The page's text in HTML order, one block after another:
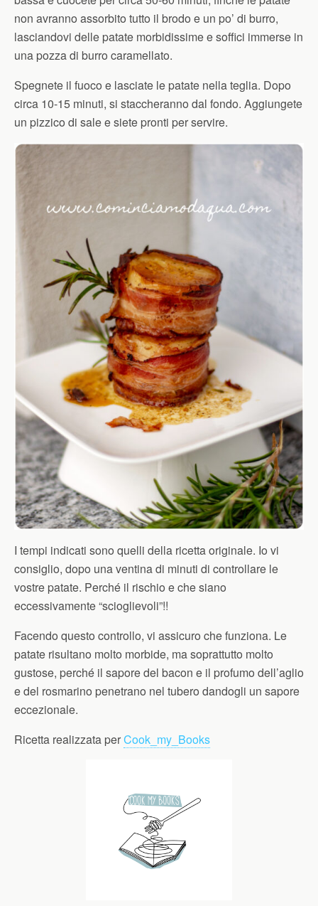
non avranno assorbito tutto il brodo e un po’ di burro,
lasciandovi delle patate morbidissime e soffici immerse in
una pozza di burro caramellato.
Spegnete il fuoco e lasciate le patate nella teglia. Dopo
circa 10-15 minuti, si staccheranno dal fondo. Aggiungete
un pizzico di sale e siete pronti per servire.
I tempi indicati sono quelli della ricetta originale. Io vi
consiglio, dopo una ventina di minuti di controllare le
vostre patate. Perché il rischio e che siano
eccessivamente “scioglievoli”!!
Facendo questo controllo, vi assicuro che funziona. Le
patate risultano molto morbide, ma soprattutto molto
gustose, perché il sapore del bacon e il profumo dell’aglio
e del rosmarino penetrano nel tubero dandogli un sapore
eccezionale.
Ricetta realizzata perCook_my_Books